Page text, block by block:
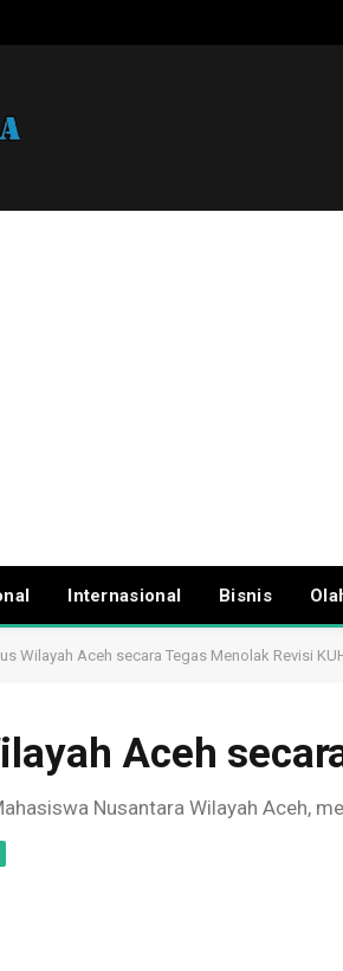
Internasional Bisnis
Wilayah Aceh secara Tegas Menolak Revisi
Aceh
Nusantara Wilayah Aceh,